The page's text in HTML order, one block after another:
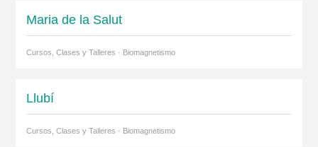
Maria de la Salut
Cursos, Clases y Talleres · Biomagnetismo
Llubí
Cursos, Clases y Talleres · Biomagnetismo